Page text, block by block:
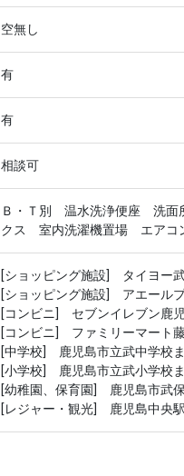
空無し
有
有
相談可
Ｂ・Ｔ別 温水洗浄便座 洗面
クス 室内洗濯機置場 エア
[ショッピング施設] タイヨー
[ショッピング施設] アエール
[コンビニ] セブンイレブン鹿
[コンビニ] ファミリーマート
[中学校] 鹿児島市立武中学校
[小学校] 鹿児島市立武小学校
[幼稚園、保育園] 鹿児島市武
[レジャー・観光] 鹿児島中央